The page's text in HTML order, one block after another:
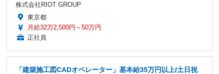
株式会社RIOT GROUP
東京都
月給32万2,500円～50万円
正社員
「建築施工図CADオペレーター」基本給35万円以上/土日祝